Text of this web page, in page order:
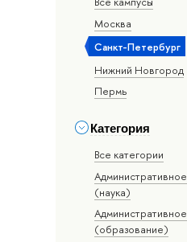
Москва
Санкт-Петербург
Нижний Новгород
Пермь
Категория
Все категории
(наука)
(образование)